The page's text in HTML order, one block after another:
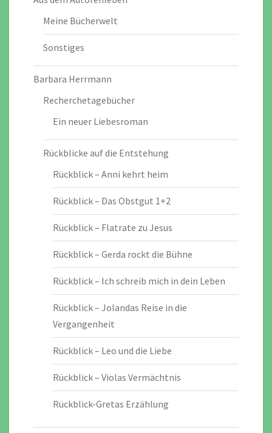
Meine Bücherwelt
Sonstiges
Barbara Herrmann
Recherchetagebücher
Ein neuer Liebesroman
Rückblicke auf die Entstehung
Rückblick – Anni kehrt heim
Rückblick – Das Obstgut 1+2
Rückblick – Flatrate zu Jesus
Rückblick – Gerda rockt die Bühne
Rückblick – Ich schreib mich in dein Leben
Rückblick – Jolandas Reise in die
Vergangenheit
Rückblick – Leo und die Liebe
Rückblick – Violas Vermächtnis
Rückblick-Gretas Erzählung